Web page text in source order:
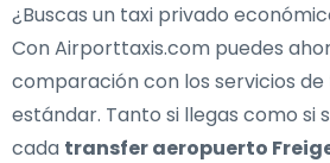
¿Buscas un taxi privado
Con Airporttaxis.com puedes
comparación con los servicios
estándar. Tanto si llegas como si
cada transfer aeropuerto